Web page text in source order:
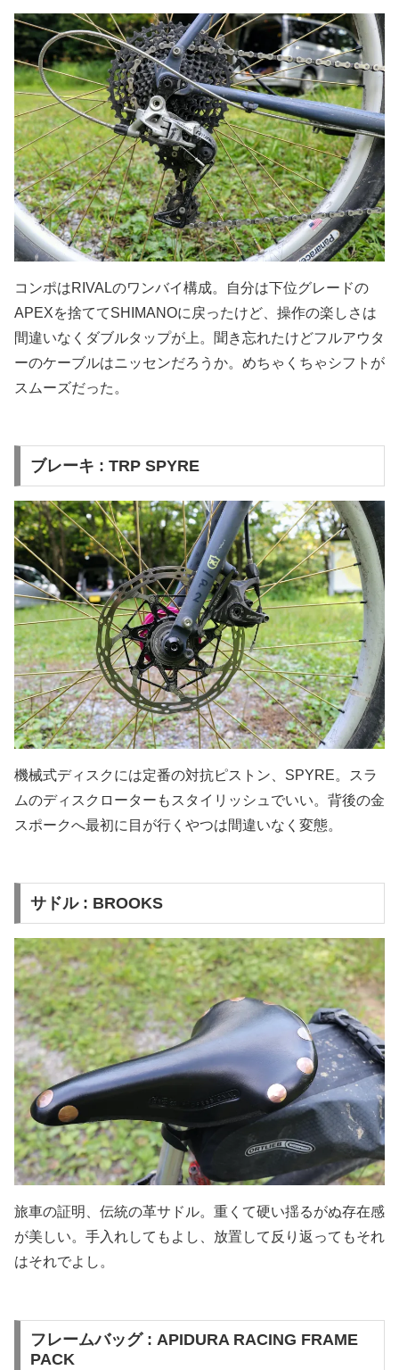
コンポはRIVALのワンバイ構成。自分は下位グレードの
APEXを捨ててSHIMANOに戻ったけど、操作の楽しさは
間違いなくダブルタップが上。聞き忘れたけどフルアウタ
ーのケーブルはニッセンだろうか。めちゃくちゃシフトが
スムーズだった。
ブレーキ : TRP SPYRE
機械式ディスクには定番の対抗ピストン、SPYRE。スラ
ムのディスクローターもスタイリッシュでいい。背後の金
スポークへ最初に目が行くやつは間違いなく変態。
サドル : BROOKS
旅車の証明、伝統の革サドル。重くて硬い揺るがぬ存在感
が美しい。手入れしてもよし、放置して反り返ってもそれ
はそれでよし。
フレームバッグ : APIDURA RACING FRAME
PACK